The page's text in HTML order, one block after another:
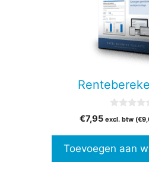
v
5
€7,95 excl. btw (€
Toevoegen aan